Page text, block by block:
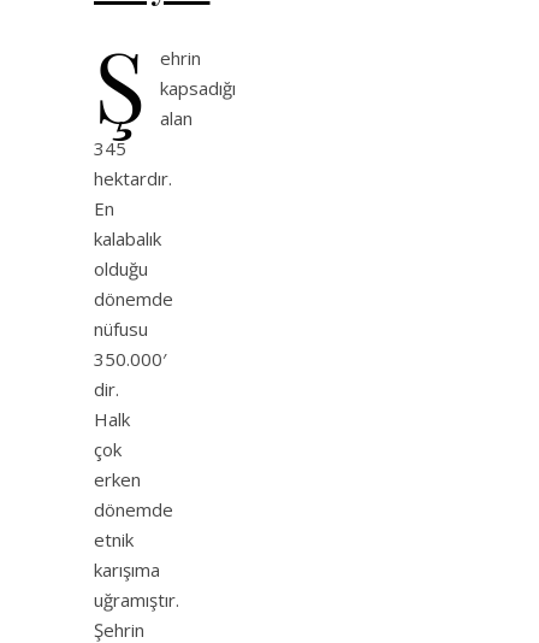
Ş
ehrin
kapsadığı
alan
345
hektardır.
En
kalabalık
olduğu
dönemde
nüfusu
350.000′
dir.
Halk
çok
erken
dönemde
etnik
karışıma
uğramıştır.
Şehrin